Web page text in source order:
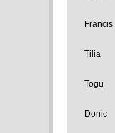
Francis
Tilia
Togu
Donic